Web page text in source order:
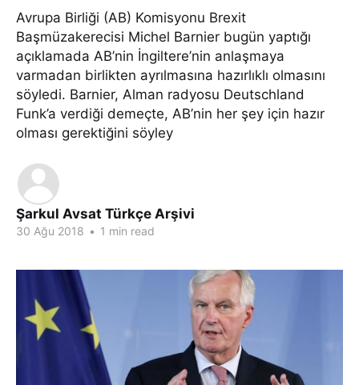
Avrupa Birliği (AB) Komisyonu Brexit
Başmüzakerecisi Michel Barnier bugün yaptığı
açıklamada AB’nin İngiltere’nin anlaşmaya
varmadan birlikten ayrılmasına hazırlıklı olmasını
söyledi. Barnier, Alman radyosu Deutschland
Funk’a verdiği demeçte, AB’nin her şey için hazır
olması gerektiğini söyley
Şarkul Avsat Türkçe Arşivi
30 Ağu 2018 • 1 min read